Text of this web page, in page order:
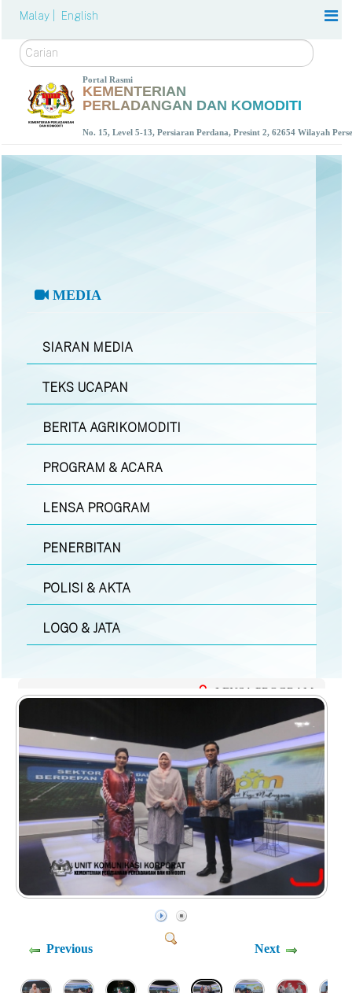
Malay | English
Carian
Portal Rasmi
KEMENTERIAN
PERLADANGAN DAN KOMODITI
No. 15, Level 5-13, Persiaran Perdana, Presint 2, 62654 Wilayah
MEDIA
SIARAN MEDIA
TEKS UCAPAN
BERITA AGRIKOMODITI
PROGRAM & ACARA
LENSA PROGRAM
PENERBITAN
POLISI & AKTA
LOGO & JATA
LENSA PROGRAM
Previous Next